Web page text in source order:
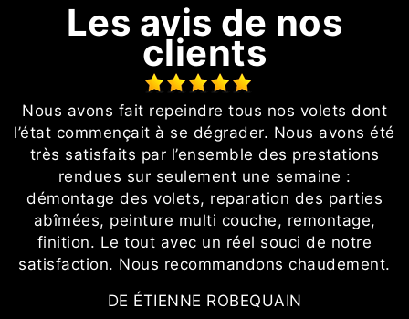
Les avis de nos
clients
Nous avons fait repeindre tous nos volets dont
l’état commençait à se dégrader. Nous avons été
très satisfaits par l’ensemble des prestations
rendues sur seulement une semaine :
démontage des volets, reparation des parties
abîmées, peinture multi couche, remontage,
finition. Le tout avec un réel souci de notre
satisfaction. Nous recommandons chaudement.
DE ÉTIENNE ROBEQUAIN